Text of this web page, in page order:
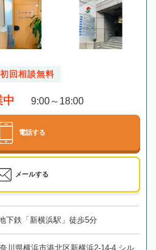
初回相談無料
中 9:00～18:00
電話する
メールする
下鉄「新横浜駅」徒歩5分
川県横浜市港北区新横浜2-14-4 シル